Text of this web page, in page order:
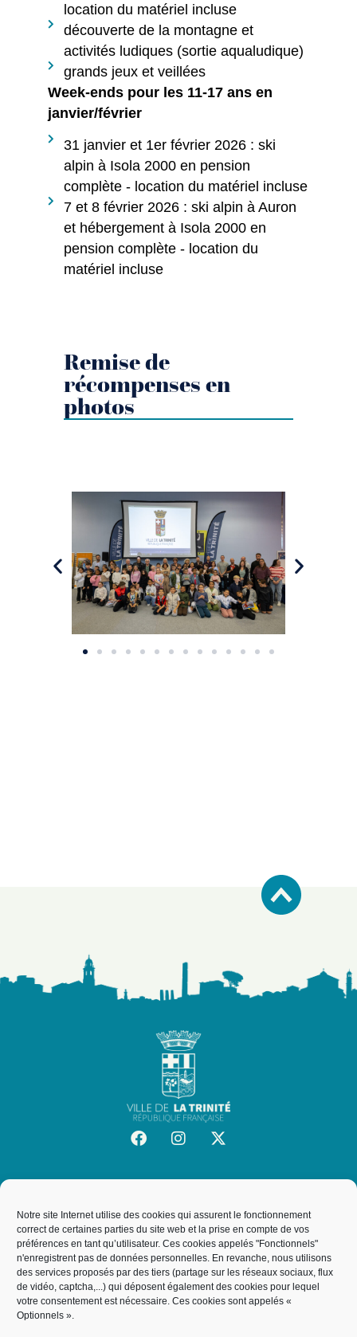
Notre site Internet utilise des cookies qui assurent le fonctionnement
correct de certaines parties du site web et la prise en compte de vos
préférences en tant qu’utilisateur. Ces cookies appelés "Fonctionnels"
n'enregistrent pas de données personnelles. En revanche, nous utilisons
des services proposés par des tiers (partage sur les réseaux sociaux, flux
de vidéo, captcha,...) qui déposent également des cookies pour lequel
votre consentement est nécessaire. Ces cookies sont appelés «
Optionnels ».
location du matériel incluse
découverte de la montagne et
activités ludiques (sortie aqualudique)
grands jeux et veillées
Week-ends pour les 11-17 ans en
janvier/février
31 janvier et 1er février 2026 : ski
alpin à Isola 2000 en pension
complète - location du matériel incluse
7 et 8 février 2026 : ski alpin à Auron
et hébergement à Isola 2000 en
pension complète - location du
matériel incluse
Remise de
récompenses en
photos
Mairie de la Trinité
19, rue de l'Hôtel de Ville, 06340, La Trinité
NOUS CONTACTER
04 93 27 64 00